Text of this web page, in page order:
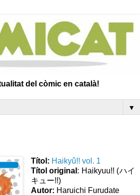
del còmic en català!
▼
Títol: Haikyû!! vol. 1
Títol original : Haikyuu!! (ハイ
キュー!!)
Autor: Haruichi Furudate